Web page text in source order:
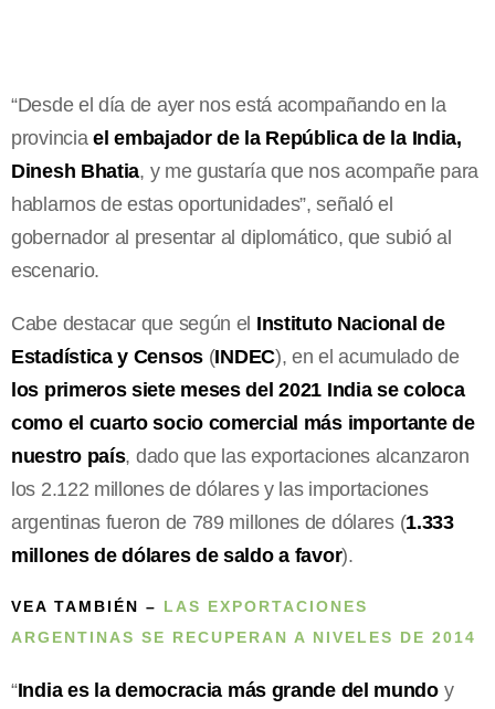
“Desde el día de ayer nos está acompañando en la
provincia el embajador de la República de la India,
Dinesh Bhatia, y me gustaría que nos acompañe para
hablarnos de estas oportunidades”, señaló el
gobernador al presentar al diplomático, que subió al
escenario.
Cabe destacar que según el Instituto Nacional de
Estadística y Censos (INDEC), en el acumulado de
los primeros siete meses del 2021 India se coloca
como el cuarto socio comercial más importante de
nuestro país, dado que las exportaciones alcanzaron
los 2.122 millones de dólares y las importaciones
argentinas fueron de 789 millones de dólares (1.333
millones de dólares de saldo a favor).
VEA TAMBIÉN – LAS EXPORTACIONES
ARGENTINAS SE RECUPERAN A NIVELES DE 2014
“India es la democracia más grande del mundoy